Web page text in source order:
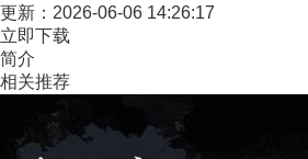
更新： 2026-06-06 14:26:17
立即下载
简介
相关推荐